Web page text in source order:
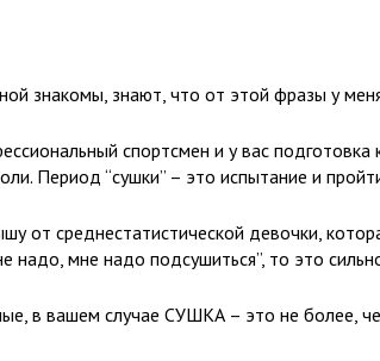
знакомы, знают, что от этой фразы у
спортсмен и у вас
Период “сушки” – это испытание и
от среднестатистической девочки,
надо, мне надо подсушиться”, то это
в вашем случае СУШКА – это не более,